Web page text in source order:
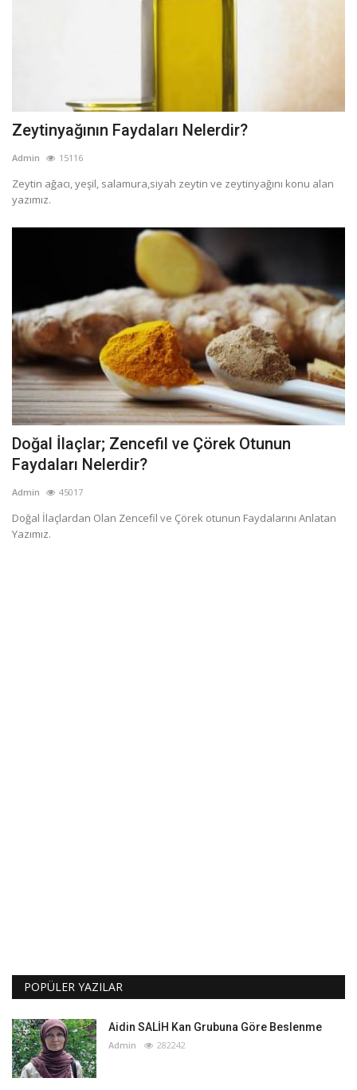
Zeytinyağının Faydaları Nelerdir?
Admin 15116
Zeytin ağacı, yeşil, salamura,siyah zeytin ve zeytinyağını konu alan
yazımız.
Doğal İlaçlar; Zencefil ve Çörek Otunun
Faydaları Nelerdir?
Admin 45017
Doğal İlaçlardan Olan Zencefil ve Çörek otunun Faydalarını Anlatan
Yazımız.
POPÜLER YAZILAR
Aidin SALİH Kan Grubuna Göre Beslenme
Admin 282242